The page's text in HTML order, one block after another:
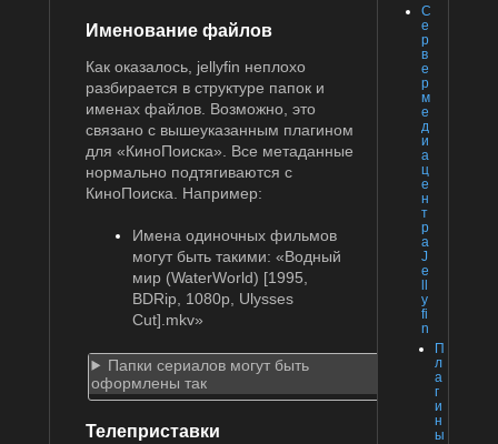
С
е
р
в
е
р
м
е
д
и
а
ц
е
н
т
р
а
J
e
ll
y
fi
n
П
л
а
г
и
н
ы
Именование файлов
Как оказалось, jellyfin неплохо
разбирается в структуре папок и
именах файлов. Возможно, это
связано с вышеуказанным плагином
для «КиноПоиска». Все метаданные
нормально подтягиваются с
КиноПоиска. Например:
Имена одиночных фильмов
могут быть такими: «Водный
мир (WaterWorld) [1995,
BDRip, 1080р, Ulysses
Cut].mkv»
Папки сериалов могут быть
оформлены так
Телеприставки